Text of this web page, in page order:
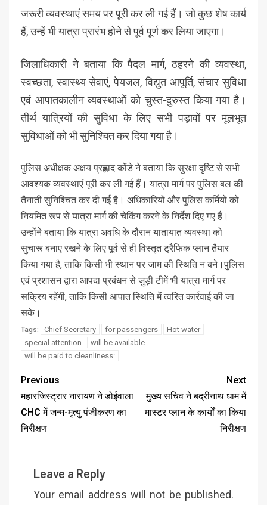
जरूरी व्यवस्थाएं समय पर पूरी कर ली गई हैं। जो कुछ शेष कार्य
हैं, उन्हें भी यात्रा प्रारंभ होने से पूर्व पूर्ण कर लिया जाएगा।
जिलाधिकारी ने बताया कि पैदल मार्ग, ठहरने की व्यवस्था,
स्वच्छता, स्वास्थ्य सेवाएं, पेयजल, विद्युत आपूर्ति, संचार सुविधा
एवं आपातकालीन व्यवस्थाओं को चुस्त-दुरुस्त किया गया है।
तीर्थ यात्रियों की सुविधा के लिए सभी पड़ावों पर मूलभूत
सुविधाओं को भी सुनिश्चित कर दिया गया है।
पुलिस अधीक्षक अक्षय प्रह्लाद कोंडे ने बताया कि सुरक्षा दृष्टि से सभी
आवश्यक व्यवस्थाएं पूरी कर ली गई हैं। यात्रा मार्ग पर पुलिस बल की
तैनाती सुनिश्चित कर दी गई है। अधिकारियों और पुलिस कर्मियों को
नियमित रूप से यात्रा मार्ग की चेकिंग करने के निर्देश दिए गए हैं।
उन्होंने बताया कि यात्रा अवधि के दौरान यातायात व्यवस्था को
सुचारू बनाए रखने के लिए पूर्व से ही विस्तृत ट्रैफिक प्लान तैयार
किया गया है, ताकि किसी भी स्थान पर जाम की स्थिति न बने।पुलिस
एवं प्रशासन द्वारा आपदा प्रबंधन से जुड़ी टीमें भी यात्रा मार्ग पर
सक्रिय रहेंगी, ताकि किसी आपात स्थिति में त्वरित कार्रवाई की जा
सके।
Tags: Chief Secretary for passengers
Hot water
special attention
will be available
will be paid to cleanliness:
Previous
महारजिस्ट्रार नारायण ने डोईवाला
CHC में जन्म-मृत्यु पंजीकरण का
निरीक्षण
Next
मुख्य सचिव ने बद्रीनाथ धाम में
मास्टर प्लान के कार्यों का किया
निरीक्षण
Leave a Reply
Your email address will not be published.